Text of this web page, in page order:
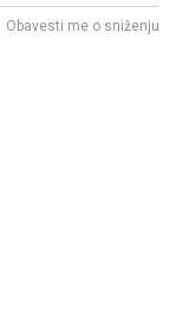
Obavesti me o sniženju